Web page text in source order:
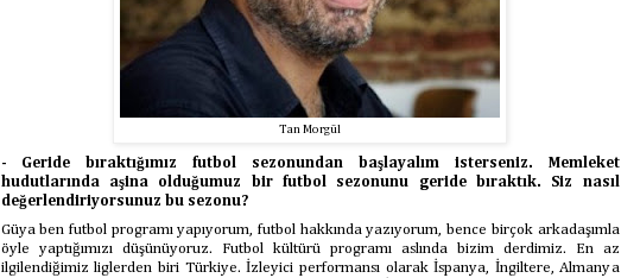
Tan Morgül
- Geride bıraktığımız futbol sezonundan başlayalım isterseniz. Memleket
hudutlarında aşina olduğumuz bir futbol sezonunu geride bıraktık. Siz nasıl
değerlendiriyorsunuz bu sezonu?
Güya ben futbol programı yapıyorum, futbol hakkında yazıyorum, bence birçok arkadaşımla
öyle yaptığımızı düşünüyoruz. Futbol kültürü programı aslında bizim derdimiz. En az
ilgilendiğimiz liglerden biri Türkiye. İzleyici performansı olarak İspanya, İngiltere, Almanya